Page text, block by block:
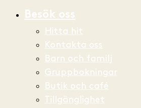
Besök oss
Hitta hit
Kontakta oss
Barn och familj
Gruppbokningar
Butik och café
Tillgänglighet